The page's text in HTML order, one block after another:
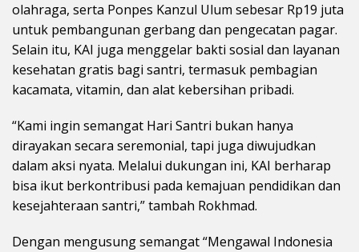
olahraga, serta Ponpes Kanzul Ulum sebesar Rp19 juta
untuk pembangunan gerbang dan pengecatan pagar.
Selain itu, KAI juga menggelar bakti sosial dan layanan
kesehatan gratis bagi santri, termasuk pembagian
kacamata, vitamin, dan alat kebersihan pribadi.
“Kami ingin semangat Hari Santri bukan hanya
dirayakan secara seremonial, tapi juga diwujudkan
dalam aksi nyata. Melalui dukungan ini, KAI berharap
bisa ikut berkontribusi pada kemajuan pendidikan dan
kesejahteraan santri,” tambah Rokhmad.
Dengan mengusung semangat “Mengawal Indonesia